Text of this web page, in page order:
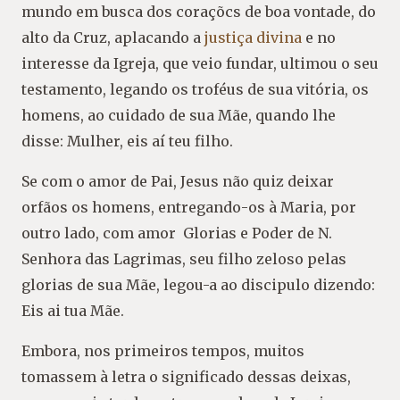
mundo em busca dos coraçõcs de boa vontade, do
alto da Cruz, aplacando a justiça divina e no
interesse da Igreja, que veio fundar, ultimou o seu
testamento, legando os troféus de sua vitória, os
homens, ao cuidado de sua Mãe, quando lhe
disse: Mulher, eis aí teu filho.
Se com o amor de Pai, Jesus não quiz deixar
orfãos os homens, entregando-os à Maria, por
outro lado, com amor Glorias e Poder de N.
Senhora das Lagrimas, seu filho zeloso pelas
glorias de sua Mãe, legou-a ao discipulo dizendo:
Eis ai tua Mãe.
Embora, nos primeiros tempos, muitos
tomassem à letra o significado dessas deixas,